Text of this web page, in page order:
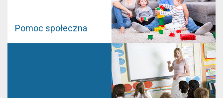
Pomoc społeczna